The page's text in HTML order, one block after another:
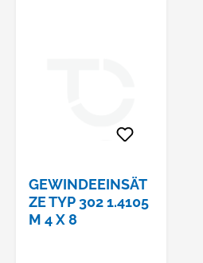
GEWINDEEINSÄT
ZE TYP 302 1.4105
M 4 X 8